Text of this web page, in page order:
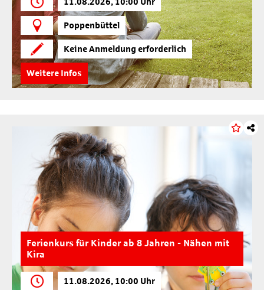
Poppenbüttel
Keine Anmeldung erforderlich
Weitere Infos
Ferienkurs für Kinder ab 8 Jahren - Nähen mit
Kira
11.08.2026, 10:00 Uhr